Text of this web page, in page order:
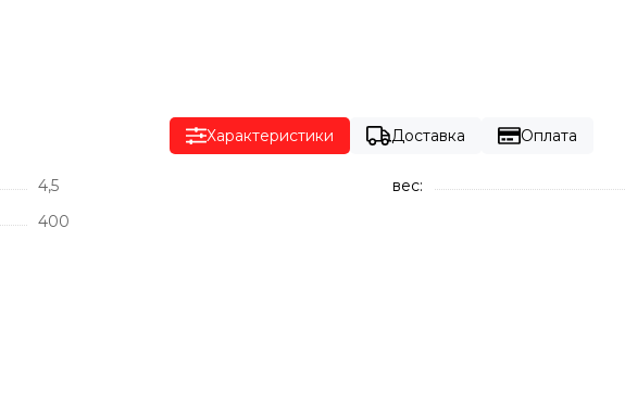
Характеристики Доставка Оплата
4,5
400
вес: